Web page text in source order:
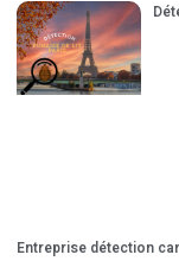
Entreprise détection